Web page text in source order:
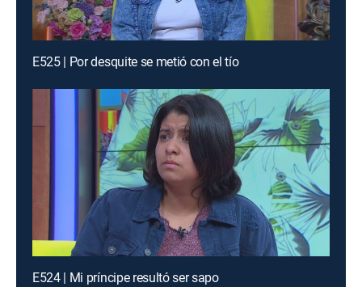
E525 | Por desquite se metió con el tío
E524 | Mi príncipe resultó ser sapo